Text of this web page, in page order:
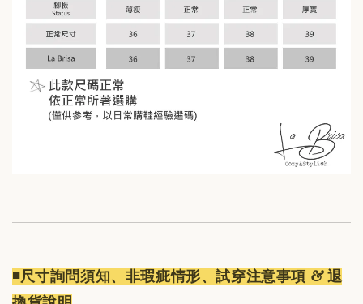
◾️尺寸詢問須知、非瑕疵情形、試穿注意事項 & 退